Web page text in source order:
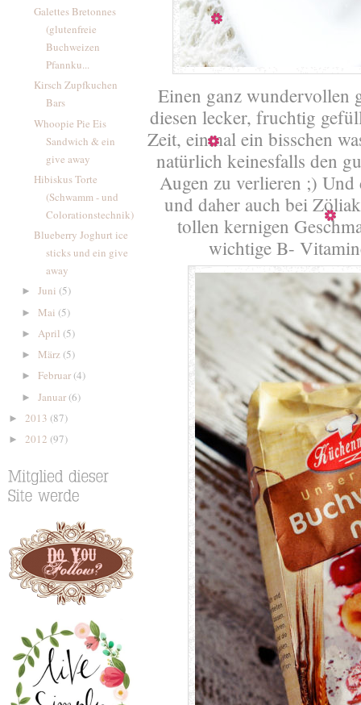
Galettes Bretonnes
(glutenfreie
Buchweizen
Pfannku...
Kirsch Zupfkuchen
Bars
Whoopie Pie Eis
Sandwich & ein
give away
Hibiskus Torte
(Schwamm - und
Colorationstechnik)
Blueberry Joghurt ice
sticks und ein give
away
► Juni (5)
► Mai (5)
► April (5)
► März(5)
► Februar(4)
► Januar(6)
► 2013 (87)
► 2012 (97)
Einen ganz wundervollen
diesen lecker, fruchtig
Zeit, einmal ein bisschen
natürlich keinesfalls den
Augen zu verlieren ;)
und daher auch bei
tollen kernigen
wichtige B-